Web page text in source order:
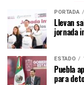
PORTADA
Llevan
jornada
ESTADO
Puebla
para